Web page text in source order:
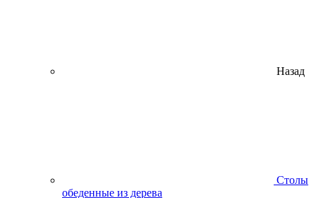
Назад
Столы
обеденные из дерева